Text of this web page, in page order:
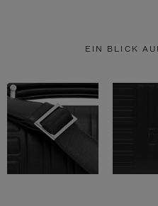
EIN BLICK